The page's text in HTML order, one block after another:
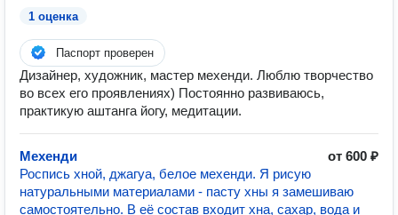
1 оценка
Паспорт проверен
Дизайнер, художник, мастер мехенди. Люблю творчество
во всех его проявлениях) Постоянно развиваюсь,
практикую аштанга йогу, медитации.
Мехенди
от 600 ₽
Роспись хной, джагуа, белое мехенди. Я рисую
натуральными материалами - пасту хны я замешиваю
самостоятельно. В её состав входит хна, сахар, вода и